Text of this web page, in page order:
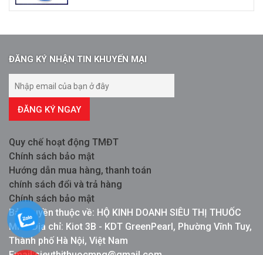
ĐĂNG KÝ NHẬN TIN KHUYẾN MẠI
ĐĂNG KÝ NGAY
Quy chế hoạt động TMĐT
Chính sách bảo mật
Hướng dẫn mua hàng, thanh toán
chính sách đổi và trả hàng
Chính sách bảo mật
Bản quyền thuộc về: HỘ KINH DOANH SIÊU THỊ THUỐC
MPG Địa chỉ: Kiot 3B - KDT GreenPearl, Phường Vĩnh Tuy,
Thành phố Hà Nội, Việt Nam